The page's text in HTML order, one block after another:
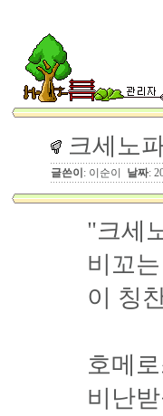
크세노
글쓴이 : 이순이 날짜:
"크세
비꼬
이 칭
호메
비난